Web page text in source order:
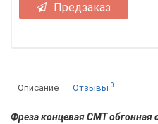
Предзаказ
Описание Отзывы 0
Фреза концевая CMT